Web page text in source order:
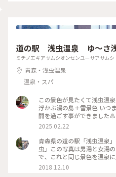
道の駅 浅虫温泉 ゆ～さ
ミチノエキアサムシオンセンユーサアサムシ
青森・浅虫温泉
温泉・スパ
この景色が見たくて浅虫温
浮かぶ湯の島＋雪景色 いつ
2025.02.22
青森県の道の駅「浅虫温泉
虫」この写真は男湯と女湯
で、これと同じ景色を温泉
い。 シャンプーや石鹸は入
いけませんが、入浴料は
2018.12.10